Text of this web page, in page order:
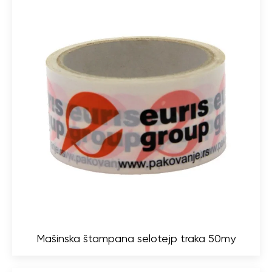
Mašinska štampana selotejp traka 50my